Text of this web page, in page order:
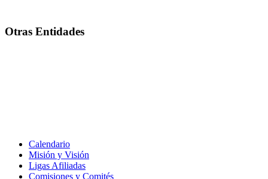
Otras Entidades
Calendario
Misión y Visión
Ligas Afiliadas
Comisiones y Comités